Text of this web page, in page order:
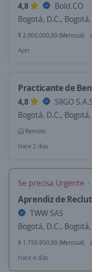
4,8
Bold.CO
Bogotá, D.C., Bogotá,
$ 2.000.000,00 (Mensual)
Ayer
Practicante de
4,8
SIIGO
Bogotá, D.C., Bogotá,
Remoto
Hace 2 días
Se precisa Urgente
Aprendiz de
TWW SAS
Bogotá, D.C., Bogotá,
$ 1.750.950,00 (Mensual)
Hace 4 días